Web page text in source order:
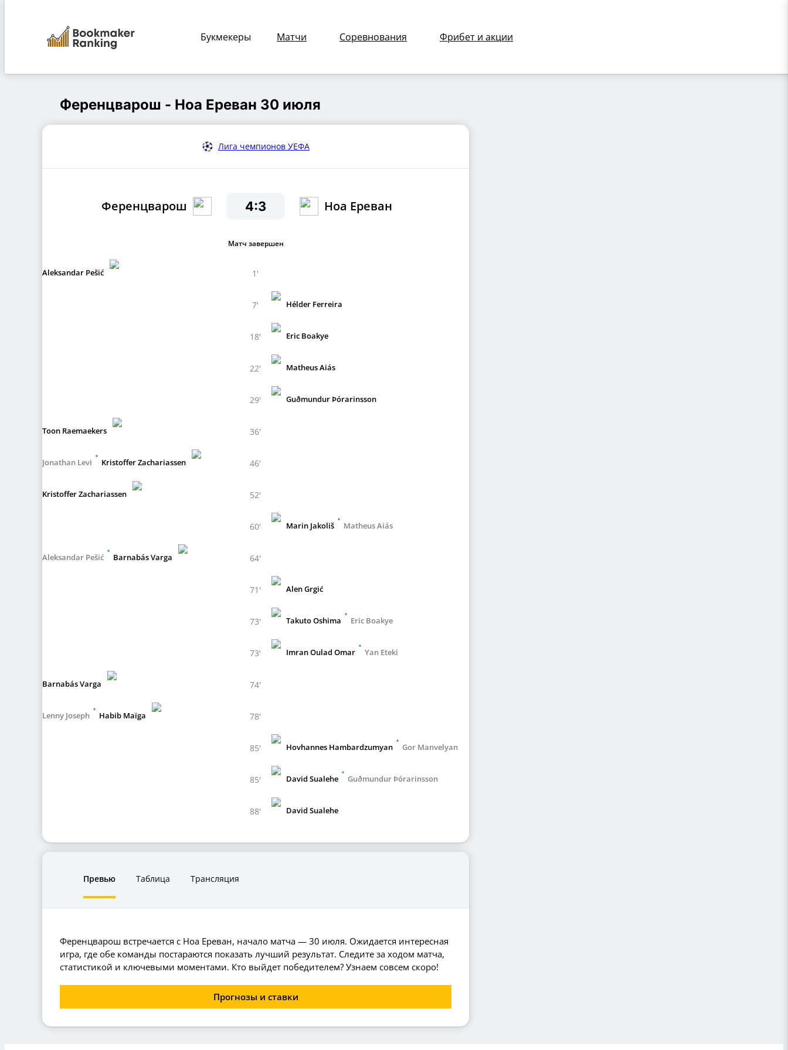
Букмекеры Матчи Соревнования Фрибет и акции
Ференцварош - Ноа Ереван 30 июля
Лига чемпионов УЕФА
Ференцварош 4:3 Ноа Ереван
Матч завершен
Aleksandar Pešić 1'
7' Hélder Ferreira
18' Eric Boakye
22' Matheus Aiás
29' Guðmundur Þórarinsson
Toon Raemaekers 36'
Jonathan Levi • Kristoffer Zachariassen 46'
Kristoffer Zachariassen 52'
60' Marin Jakoliš • Matheus Aiás
Aleksandar Pešić • Barnabás Varga 64'
71' Alen Grgić
73' Takuto Oshima • Eric Boakye
73' Imran Oulad Omar • Yan Eteki
Barnabás Varga 74'
Lenny Joseph • Habib Maïga 78'
85' Hovhannes Hambardzumyan • Gor Manvelyan
85' David Sualehe • Guðmundur Þórarinsson
88' David Sualehe
Превью Таблица Трансляция
Ференцварош встречается с Ноа Ереван, начало матча — 30 июля. Ожидается интересная
игра, где обе команды постараются показать лучший результат. Следите за ходом матча,
статистикой и ключевыми моментами. Кто выйдет победителем? Узнаем совсем скоро!
Прогнозы и ставки